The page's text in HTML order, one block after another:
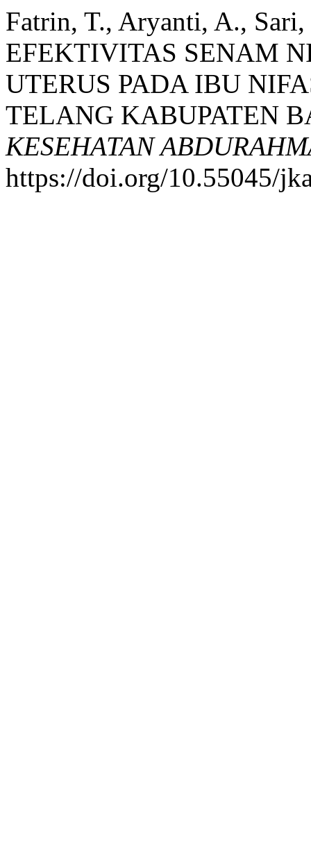
Fatrin, T., Aryanti, A.,
EFEKTIVITAS SENAM
UTERUS PADA IBU
TELANG KABUPATEN
KESEHATAN
https://doi.org/10.55045/